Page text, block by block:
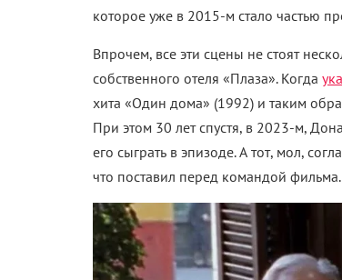
которое уже в 2015-м стало частью
Впрочем, все эти сцены не стоят
собственного отеля «Плаза». Когда
хита «Один дома» (1992) и таким
При этом 30 лет спустя, в 2023-м,
его сыграть в эпизоде. А тот, мол,
что поставил перед командой фильма.